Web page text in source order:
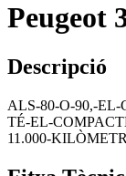
Peugeot
Descripció
ALS-80-O-90,-
TÉ-EL-
11.000-